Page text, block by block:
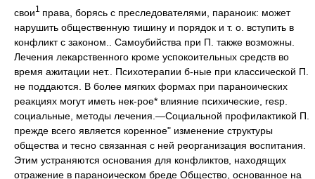
свои1 права, борясь с преследователями, параноик: может
нарушить общественную тишину и порядок и т. о. вступить в
конфликт с законом.. Самоубийства при П. также возможны.
Лечения лекарственного кроме успокоительных средств во
время ажитации нет.. Психотерапии б-ные при классической П.
не поддаются. В более мягких формах при параноических
реакциях могут иметь нек-рое* влияние психические, resp.
социальные, методы лечения.—Социальной профилактикой П.
прежде всего является коренное" изменение структуры
общества и тесно связанная с ней реорганизация воспитания.
Этим устраняются основания для конфликтов, находящих
отражение в параноическом бреде Общество, основанное на